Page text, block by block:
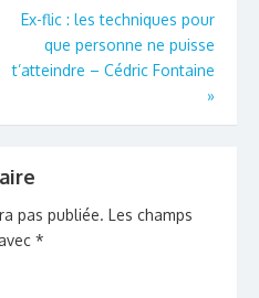
Ex-flic : les techniques pour
que personne ne puisse
t’atteindre – Cédric Fontaine
»
pas publiée. Les champs
*